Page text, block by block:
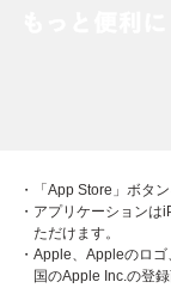
・「App Store」ボタ
・アプリケーション
ただけます。
・Apple、Appleのロ
国のApple Inc.の登録